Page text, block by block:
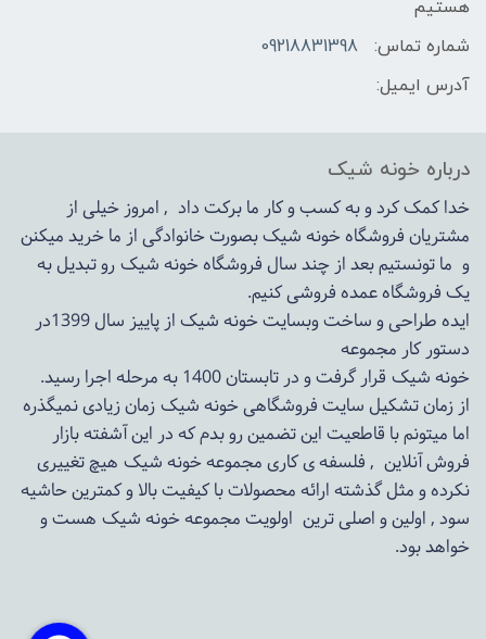
هستیم
شماره تماس:
09218831398
آدرس ایمیل:
درباره خونه شیک
خدا کمک کرد و به کسب و کار ما برکت داد , امروز خیلی از
مشتریان فروشگاه خونه شیک بصورت خانوادگی از ما خرید میکنن
و ما تونستیم بعد از چند سال فروشگاهخونه شیکرو تبدیل به
یک فروشگاه عمده فروشی کنیم.
ایده طراحی و ساخت وبسایت خونه شیک از پاییز سال 1399در
دستور کار مجموعه
خونه شیک قرار گرفت و در تابستان 1400 به مرحله اجرا رسید.
از زمان تشکیل سایت فروشگاهیخونه شیکزمان زیادی نمیگذره
اما میتونم با قاطعیت این تضمین رو بدم که در این آشفته بازار
فروش آنلاین , فلسفه ی کاری مجموعهخونه شیک هیچ تغییری
نکرده و مثل گذشته ارائه محصولات با کیفیت بالا و کمترین حاشیه
سود , اولین و اصلی ترین اولویت مجموعهخونه شیک هست و
خواهد بود.